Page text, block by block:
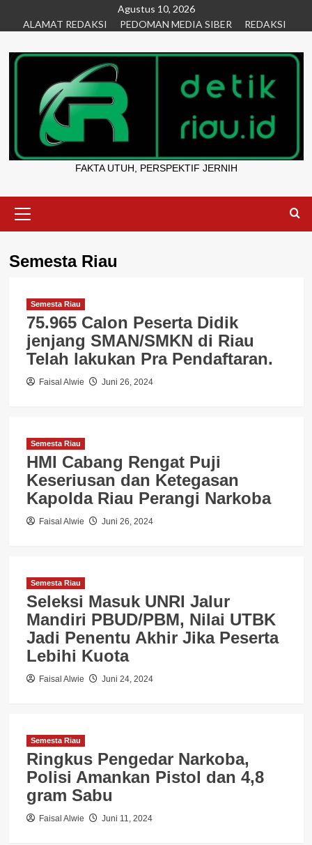
Agustus 10, 2026
ALAMAT REDAKSI
PEDOMAN MEDIA SIBER REDAKSI
FAKTA UTUH, PERSPEKTIF JERNIH
Menu
Semesta Riau
Semesta Riau
75.965 Calon Peserta Didik
jenjang SMAN/SMKN di Riau
Telah lakukan Pra Pendaftaran.
Faisal Alwie Juni 26, 2024
Semesta Riau
HMI Cabang Rengat Puji
Keseriusan dan Ketegasan
Kapolda Riau Perangi Narkoba
Faisal Alwie Juni 26, 2024
Semesta Riau
Seleksi Masuk UNRI Jalur
Mandiri PBUD/PBM, Nilai UTBK
Jadi Penentu Akhir Jika Peserta
Lebihi Kuota
Faisal Alwie Juni 24, 2024
Semesta Riau
Ringkus Pengedar Narkoba,
Polisi Amankan Pistol dan 4,8
gram Sabu
Faisal Alwie Juni 11, 2024